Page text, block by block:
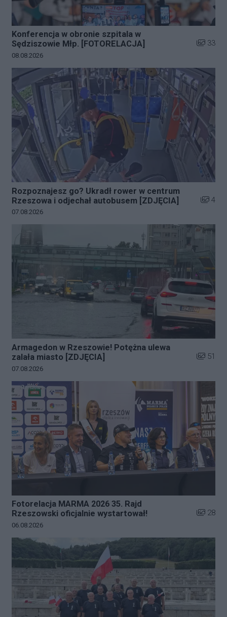
Konferencja w obronie szpitala w
Sędziszowie Młp. [FOTORELACJA]
Liczba
33
Data dodania galerii:
08.08.2026
Rozpoznajesz go? Ukradł rower w centrum
Rzeszowa i odjechał autobusem [ZDJĘCIA]
Liczba
4
Data dodania galerii:
07.08.2026
Armagedon w Rzeszowie! Potężna ulewa
zalała miasto [ZDJĘCIA]
Liczba
51
Data dodania galerii:
07.08.2026
Fotorelacja MARMA 2026 35. Rajd
Rzeszowski oficjalnie wystartował!
Liczba
28
Data dodania galerii:
06.08.2026